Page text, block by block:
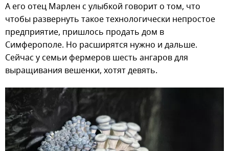
А его отец Марлен с улыбкой говорит о том, что
чтобы развернуть такое технологически непростое
предприятие, пришлось продать дом в
Симферополе. Но расширятся нужно и дальше.
Сейчас у семьи фермеров шесть ангаров для
выращивания вешенки, хотят девять.